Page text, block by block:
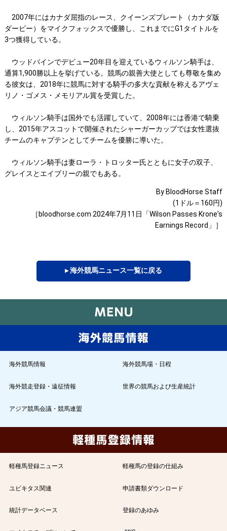
2007年にはカナダ屈指のレース、クイーンズプレート（カナダ版
ダービー）をマイクフォックスで優勝し、これまでにG1タイトルを
3つ獲得している。
ウッドバインでデビュー20年目を迎えているウィルソン騎手は、
通算1,900勝以上を挙げている。競馬の親善大使としても尊敬を集め
る彼女は、2018年に競馬に対する騎手の多大な貢献を称えるアヴェ
リノ・ゴメス・メモリアル賞を受賞した。
ウィルソン騎手は国外でも活躍していて、2008年には香港で騎乗
し、2015年アスコットで開催されたシャーガーカップでは女性選抜
チームのキャプテンとしてチームを優勝に導いた。
ウィルソン騎手は妻ローラ・トロッター氏とともに女子の双子、
グレイスとエイブリーの親でもある。
By BloodHorse Staff
(1ドル＝160円)
［bloodhorse.com 2024年7月11日「Wilson Passes Krone's
Earnings Record」］
▸ 海外競馬ニュース一覧に戻る
海外競馬情報 海外競馬場・日程
海外競走登録・遠征情報 世界の競馬および生産統計
アジア競馬会議・競馬連盟
軽種馬登録ニュース 軽種馬の登録の仕組み
ユビキタス関連 申請書類ダウンロード
統計データベース 登録のあゆみ